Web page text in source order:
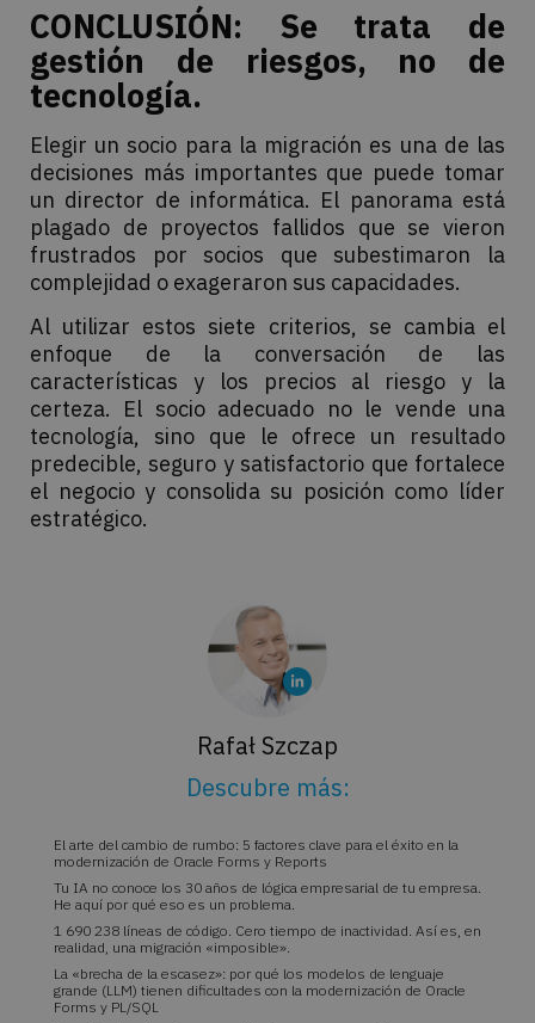
Rafał Szczap
Descubre más:
El arte del cambio de rumbo: 5 factores clave para el éxito en la
modernización de Oracle Forms y Reports
Tu IA no conoce los 30 años de lógica empresarial de tu empresa.
He aquí por qué eso es un problema.
1 690 238 líneas de código. Cero tiempo de inactividad. Así es, en
realidad, una migración «imposible».
La «brecha de la escasez»: por qué los modelos de lenguaje
grande (LLM) tienen dificultades con la modernización de Oracle
Forms y PL/SQL
CONCLUSIÓN: Se trata de
gestión de riesgos, no de
tecnología.
Elegir un socio para la migración es una de las
decisiones más importantes que puede tomar
un director de informática. El panorama está
plagado de proyectos fallidos que se vieron
frustrados por socios que subestimaron la
complejidad o exageraron sus capacidades.
Al utilizar estos siete criterios, se cambia el
enfoque de la conversación de las
características y los precios al riesgo y la
certeza. El socio adecuado no le vende una
tecnología, sino que le ofrece un resultado
predecible, seguro y satisfactorio que fortalece
el negocio y consolida su posición como líder
estratégico.